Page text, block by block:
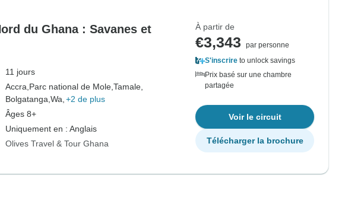
du Ghana : Savanes et
11 jours
Accra, Parc national de Mole, Tamale,
Bolgatanga, Wa, +2 de plus
Âges 8+
Uniquement en : Anglais
Olives Travel & Tour Ghana
À partir de
€3,343
par personne
S'inscrire to unlock savings
Prix basé sur une chambre
partagée
Voir le circuit
Télécharger la brochure